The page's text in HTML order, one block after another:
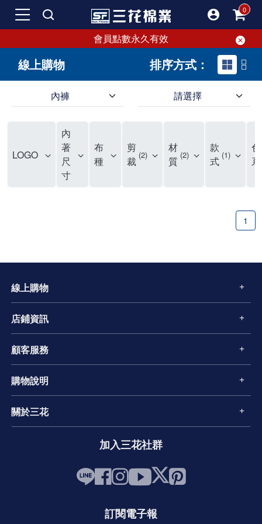
會員點數永久有效
線上購物 排序方式：
內褲 請選擇
LOGO
內
著
尺
寸
布
種
剪
裁 2
材
質 2
款
式 1
色
系
1
線上購物
店鋪資訊
顧客服務
購物說明
關於三花
加入三花社群
訂閱電子報